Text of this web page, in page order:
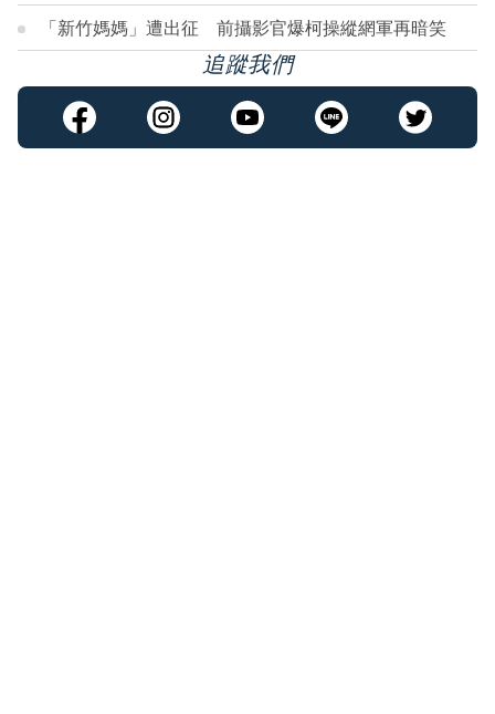
「新竹媽媽」遭出征 前攝影官爆柯操縱網軍再暗笑
追蹤我們